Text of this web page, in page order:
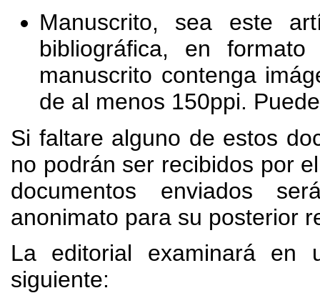
Manuscrito, sea este
bibliográfica, en
manuscrito contenga
de al menos 150ppi.
Si faltare alguno de estos
no podrán ser recibidos por
documentos enviados
anonimato para su posterior
La editorial examinará
siguiente: